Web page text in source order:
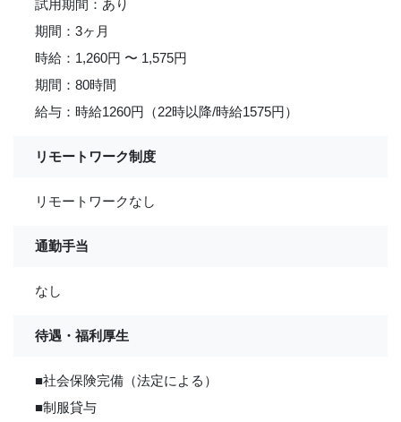
試用期間：あり
期間：3ヶ月
時給：1,260円 〜 1,575円
期間：80時間
給与：時給1260円（22時以降/時給1575円）
リモートワーク制度
リモートワークなし
通勤手当
なし
待遇・福利厚生
■社会保険完備（法定による）
■制服貸与